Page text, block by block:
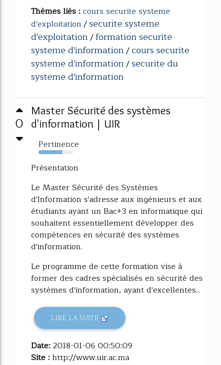
Thèmes liés :cours securite systeme
d'exploitation/securite systeme
d'exploitation/formation securite
systeme d'information/cours securite
systeme d'information/securite du
systeme d'information
0
Master Sécurité des systèmes
d'information | UIR
Pertinence
68%
Présentation
Le Master Sécurité des Systèmes
d'Information s'adresse aux ingénieurs et aux
étudiants ayant un Bac+3 en informatique qui
souhaitent essentiellement développer des
compétences en sécurité des systèmes
d'information.
Le programme de cette formation vise à
former des cadres spécialisés en sécurité des
systèmes d'information, ayant d'excellentes...
LIRE LA SUITE
Date: 2018-01-06 00:50:09
Site :http://www.uir.ac.ma